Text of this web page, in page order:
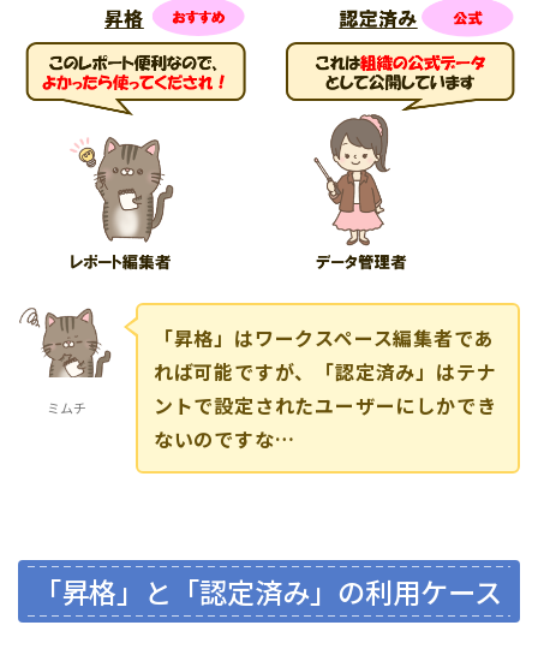
ミムチ
「昇格」はワークスペース編集者であ
れば可能ですが、「認定済み」はテナ
ントで設定されたユーザーにしかでき
ないのですな…
「昇格」と「認定済み」の利用ケース